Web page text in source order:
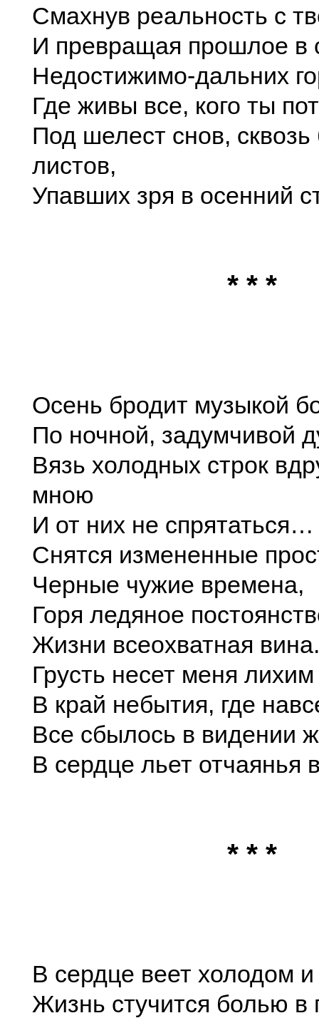
Смахнув реальность с
И превращая прошлое в
Недостижимо-дальних
Где живы все, кого ты
Под шелест снов, сквозь
листов,
Упавших зря в осенний
* * *
Осень бродит музыкой
По ночной, задумчивой
Вязь холодных строк
мною
И от них не
Снятся измененные
Черные чужие времена,
Горя ледяное
Жизни всеохватная вина.
Грусть несет меня
В край небытия, где
Все сбылось в видении
В сердце льет отчаянья
* * *
В сердце веет холодом
Жизнь стучится болью в